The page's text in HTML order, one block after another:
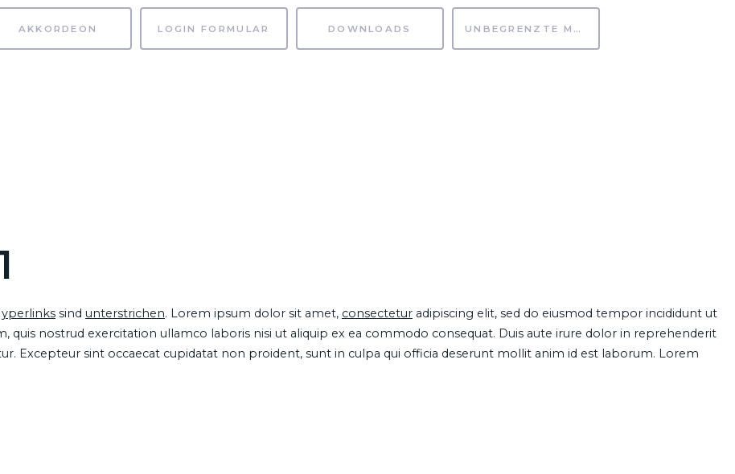
AKKORDEON LOGIN FORMULAR DOWNLOADS UNBEGRENZTE MÖGLICHKEITEN
sind unterstrichen. Lorem ipsum dolor sit amet, consectetur adipiscing elit, sed do eiusmod tempor incididunt ut
quis nostrud exercitation ullamco laboris nisi ut aliquip ex ea commodo consequat. Duis aute irure dolor in reprehenderit
Excepteur sint occaecat cupidatat non proident, sunt in culpa qui officia deserunt mollit anim id est laborum. Lorem